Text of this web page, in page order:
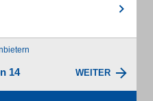
14 WEITER